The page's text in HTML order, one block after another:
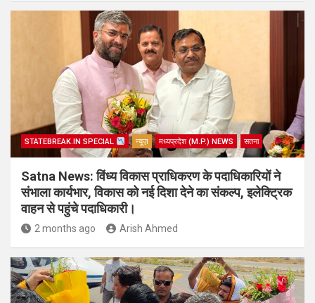
STATEBREAK.IN SPECIAL न्यूज़ मध्यप्रदेश (M.P.) NEWS सतना
Satna News: विंध्य विकास प्राधिकरण के पदाधिकारियों ने
संभाला कार्यभार, विकास को नई दिशा देने का संकल्प, इलेक्ट्रिक
वाहन से पहुंचे पदाधिकारी।
2 months ago Arish Ahmed